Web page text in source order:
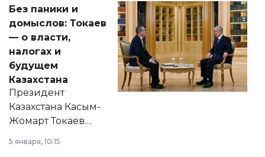
Без паники и
домыслов: Токаев
— о власти,
налогах и
будущем
Казахстана
Президент
Казахстана Касым-
Жомарт Токаев
сразу несколько
5 января, 10:15